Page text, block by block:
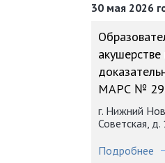
30 мая 2026
акушерстве
МАРС №
г. Нижний
Советская, д.
Подробнее